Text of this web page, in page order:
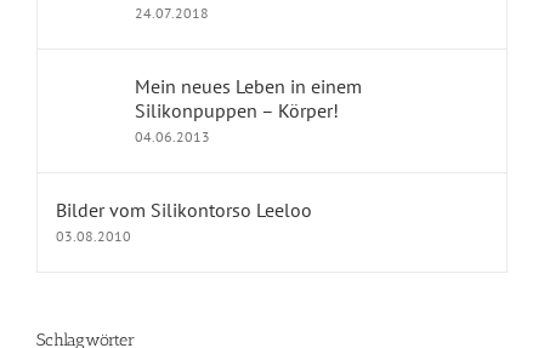
24.07.2018
Mein neues Leben in einem
Silikonpuppen – Körper!
04.06.2013
Bilder vom Silikontorso Leeloo
03.08.2010
Schlagwörter
Fragen und Antworten
KALENDER